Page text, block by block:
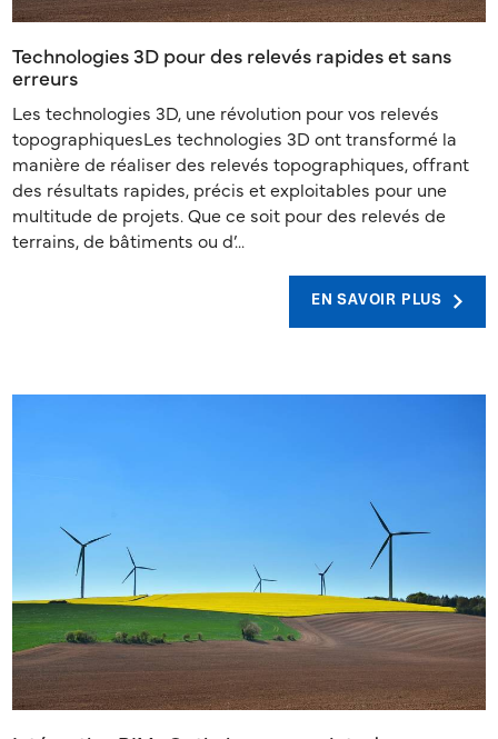
Technologies 3D pour des relevés rapides et sans
erreurs
Les technologies 3D, une révolution pour vos relevés
topographiquesLes technologies 3D ont transformé la
manière de réaliser des relevés topographiques, offrant
des résultats rapides, précis et exploitables pour une
multitude de projets. Que ce soit pour des relevés de
terrains, de bâtiments ou d’...
EN SAVOIR PLUS